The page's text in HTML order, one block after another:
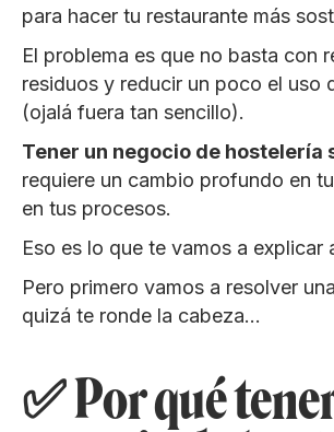
para hacer tu restaurante más
El problema es que no basta con
residuos y reducir un poco el uso
(ojalá fuera tan sencillo).
Tener un negocio de hostelería
requiere un cambio profundo en
en tus procesos.
Eso es lo que te vamos a explicar
Pero primero vamos a resolver
quizá te ronde la cabeza…
✅ Por qué